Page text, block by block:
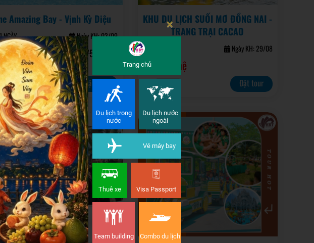
Amazing Bay - Vịnh Kỳ Diệu
NGÀY Ngày KH: 03/09
650.000đ 750.000đ
29 Đặt tour
KHU DU LỊCH SUỐI MƠ ĐỒNG NAI -
TRANG TRẠI CACAO
Ngày KH: 29/08
Liên hệ
Đặt tour
×
Trang chủ
Du lịch trong
nước
Du lịch nước
ngoài
Vé máy bay
Thuê xe Visa Passport
Team building Combo du lịch